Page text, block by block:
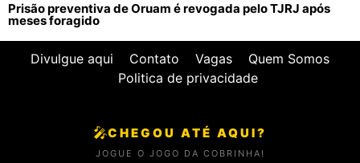
Prisão preventiva de Oruam é revogada pelo TJRJ após
meses foragido
Divulgue aqui Contato Vagas
Quem Somos
Politica de privacidade
🎤CHEGOU ATÉ AQUI?
JOGUE O JOGO DA COBRINHA!